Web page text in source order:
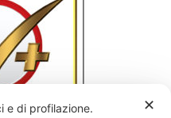
✕
e di profilazione.